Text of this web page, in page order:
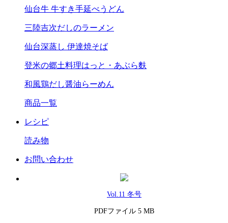
仙台牛 牛すき手延べうどん
三陸吉次だしのラーメン
仙台深蒸し 伊達焼そば
登米の郷土料理はっと・あぶら麩
和風鶏だし醤油らーめん
商品一覧
レシピ
読み物
お問い合わせ
Vol.11 冬号
PDFファイル 5 MB